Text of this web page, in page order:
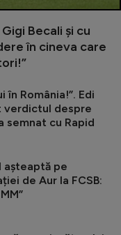
Becali și cu
în cineva care
în România!”. Edi
verdictul despre
semnat cu Rapid
așteaptă pe
de Aur la FCSB: